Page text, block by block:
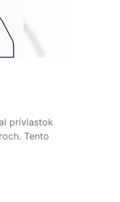
prívlastok
Tento